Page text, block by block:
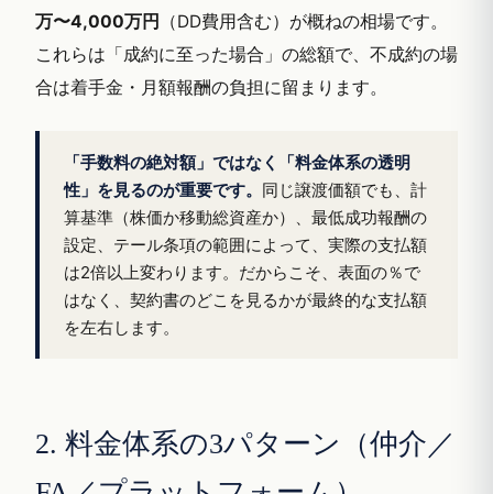
万〜4,000万円
（DD費用含む）が概ねの相場です。
これらは「成約に至った場合」の総額で、不成約の場
合は着手金・月額報酬の負担に留まります。
「手数料の絶対額」ではなく「料金体系の透明
性」を見るのが重要です。 同じ譲渡価額でも、計
算基準（株価か移動総資産か）、最低成功報酬の
設定、テール条項の範囲によって、実際の支払額
は2倍以上変わります。だからこそ、表面の％で
はなく、契約書のどこを見るかが最終的な支払額
を左右します。
2. 料金体系の3パターン（仲介／